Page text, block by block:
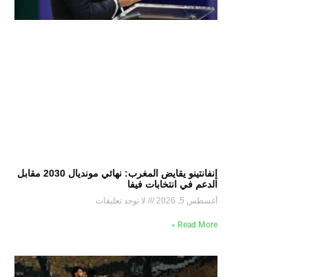
إنفانتينو يقايض المغرب: نهائي مونديال 2030 مقابل
الدعم في انتخابات فيفا
أغسطس 5, 2026 لا توجد تعليقات
Read More »